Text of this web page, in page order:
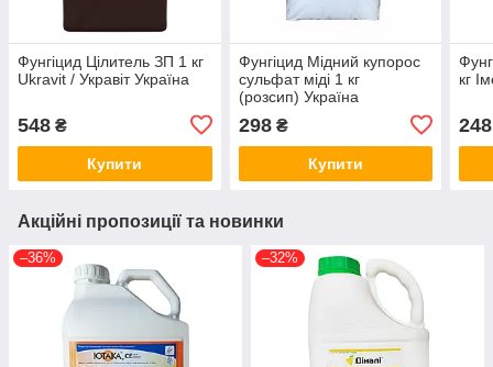
Фунгіцид Цілитель ЗП 1 кг
Ukravit / Укравіт Україна
548 ₴
Купити
Фунгіцид Мідний купорос
сульфат міді 1 кг
(розсип) Україна
298₴
Купити
кг
248
Акційні пропозиції та новинки
–36% –32%